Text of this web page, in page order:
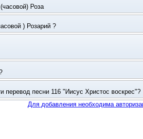
Для добавления необходима